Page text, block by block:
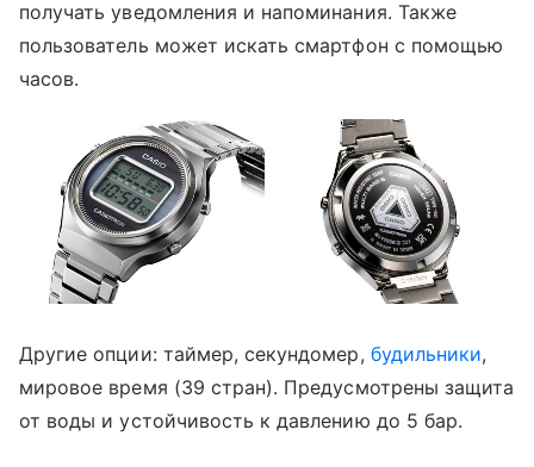
получать уведомления и напоминания. Также
пользователь может искать смартфон с помощью
часов.
Другие опции: таймер, секундомер, будильники,
мировое время (39 стран). Предусмотрены защита
от воды и устойчивость к давлению до 5 бар.